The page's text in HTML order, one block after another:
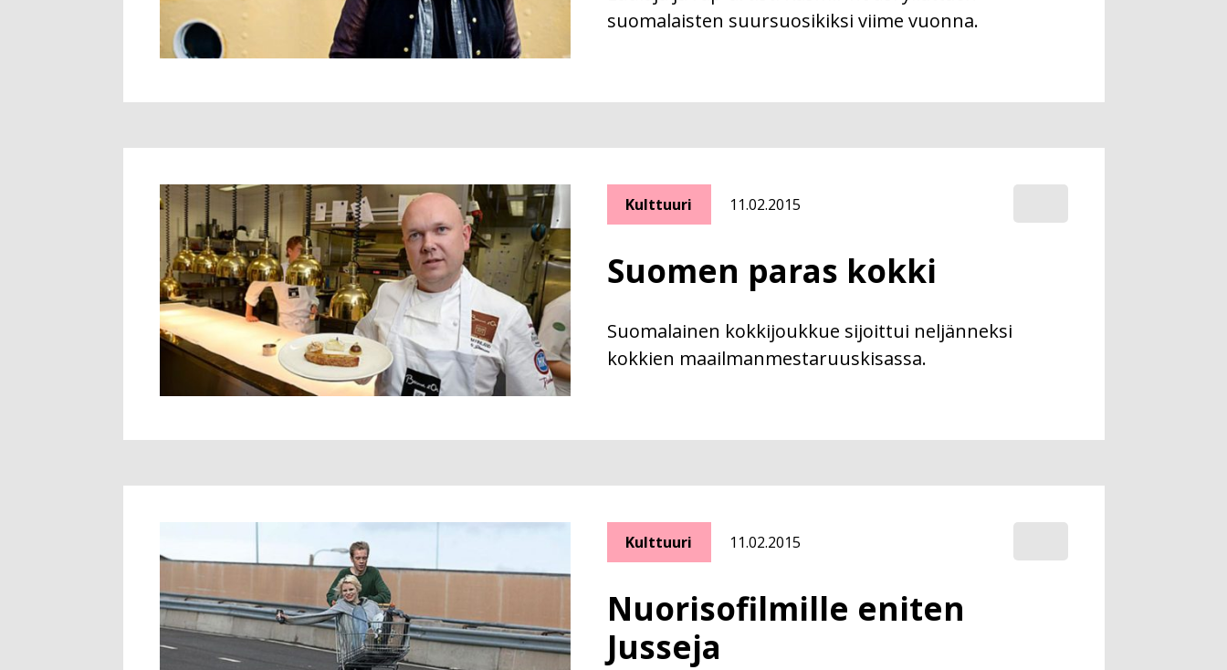
suomalaisten suursuosikiksi viime vuonna.
Suomen paras kokki
Kulttuuri 11.02.2015
Suomalainen kokkijoukkue sijoittui neljänneksi
kokkien maailmanmestaruuskisassa.
Nuorisofilmille eniten
Jusseja
Kulttuuri 11.02.2015